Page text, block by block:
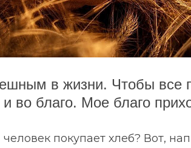
в жизни. Чтобы все
во благо. Мое благо
покупает хлеб? Вот,